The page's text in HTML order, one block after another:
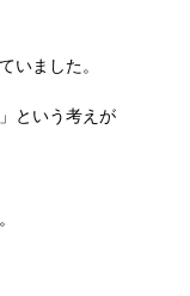
いました。
という考えが